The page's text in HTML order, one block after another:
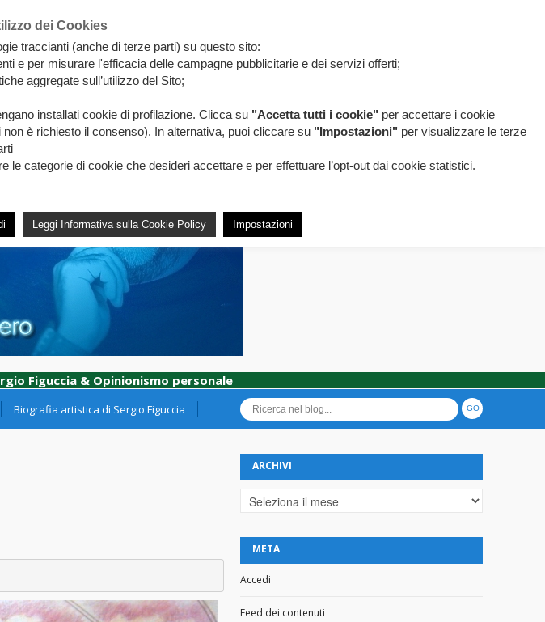
Figuccia & Opinionismo personale
Biografia artistica di Sergio Figuccia
ARCHIVI
Archivi
META
Accedi
Feed dei contenuti
dei Cookies
traccianti (anche di terze parti) su questo sito:
e per misurare l'efficacia delle campagne pubblicitarie e dei servizi offerti;
aggregate sull’utilizzo del Sito;
installati cookie di profilazione. Clicca su "Accetta tutti i cookie" per accettare i cookie
è richiesto il consenso). In alternativa, puoi cliccare su "Impostazioni" per visualizzare le terze
categorie di cookie che desideri accettare e per effettuare l’opt-out dai cookie statistici.
Leggi Informativa sulla Cookie Policy Impostazioni